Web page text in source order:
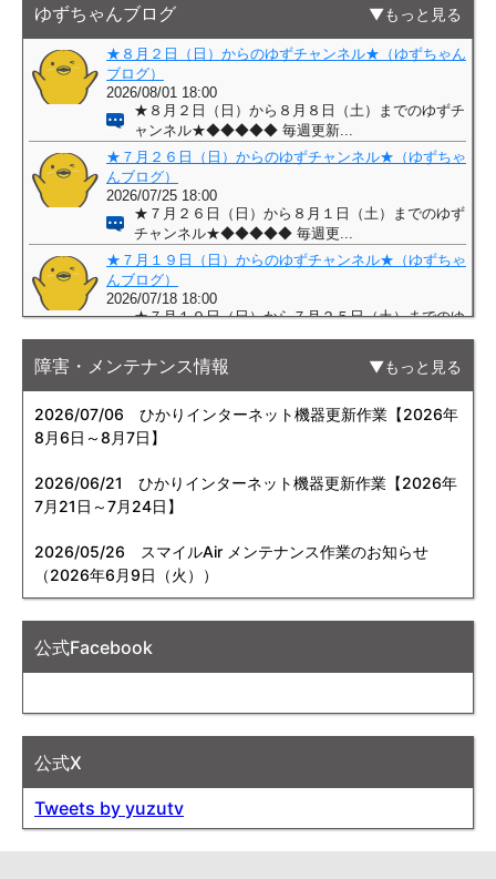
ゆずちゃんブログ もっと見る
障害・メンテナンス情報 もっと見る
2026/07/06 ひかりインターネット機器更新作業【2026年
8月6日～8月7日】
2026/06/21
ひかりインターネット機器更新作業【2026年
7月21日～7月24日】
2026/05/26 スマイルAir メンテナンス作業のお知らせ
（2026年6月9日（火））
公式Facebook
公式X
Tweets by yuzutv